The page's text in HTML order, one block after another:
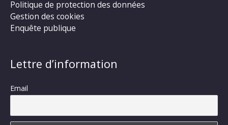
Politique de protection des données
Gestion des cookies
Enquête publique
Lettre d’information
Email